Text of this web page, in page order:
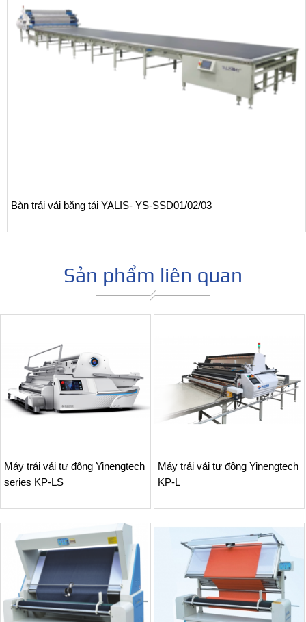
Sản phẩm liên quan
Máy trải vải tự động Yinengtech
series KP-LS
Máy trải vải tự động Yinengtech
KP-L